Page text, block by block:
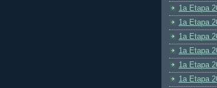
1a Etapa
1a Etapa
1a Etapa
1a Etapa
1a Etapa
1a Etapa